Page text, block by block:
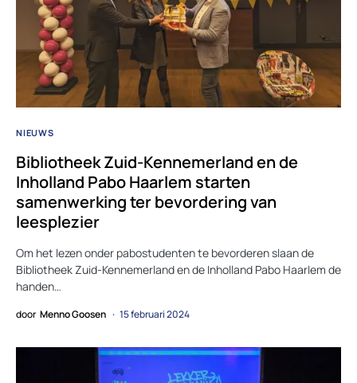
NIEUWS
Bibliotheek Zuid-Kennemerland en de
Inholland Pabo Haarlem starten
samenwerking ter bevordering van
leesplezier
Om het lezen onder pabostudenten te bevorderen slaan de
Bibliotheek Zuid-Kennemerland en de Inholland Pabo Haarlem de
handen…
door Menno Goosen 15 februari 2024